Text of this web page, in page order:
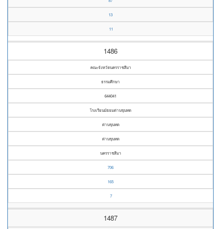
13
11
1486
คณะจังหวัดนครราชสีมา
ธรรมศึกษา
644041
โรงเรียนมัธยมด่านขุนทด
ด่านขุนทด
ด่านขุนทด
นครราชสีมา
706
165
7
1487